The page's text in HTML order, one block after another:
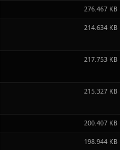
276.467 KB
214.634 KB
217.753 KB
215.327 KB
200.407 KB
198.944 KB